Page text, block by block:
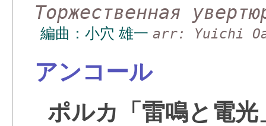
Торжественная
編曲：小穴 雄一 arr: Yuichi
アンコール
ポルカ「雷鳴と電光